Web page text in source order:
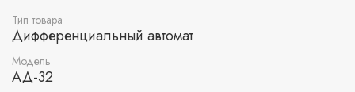
Тип товара
Дифференциальный автомат
Модель
АД-32